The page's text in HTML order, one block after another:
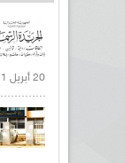
20 أبريل 2021 |